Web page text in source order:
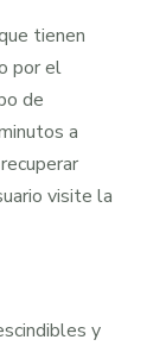
tienen
por el
de
a
visite la
y